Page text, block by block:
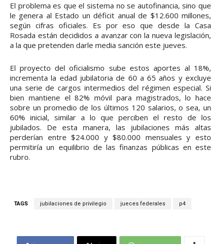
El problema es que el sistema no se autofinancia, sino que
le genera al Estado un déficit anual de $12.600 millones,
según cifras oficiales. Es por eso que desde la Casa
Rosada están decididos a avanzar con la nueva legislación,
a la que pretenden darle media sanción este jueves.
El proyecto del oficialismo sube estos aportes al 18%,
incrementa la edad jubilatoria de 60 a 65 años y excluye
una serie de cargos intermedios del régimen especial. Si
bien mantiene el 82% móvil para magistrados, lo hace
sobre un promedio de los últimos 120 salarios, o sea, un
60% inicial, similar a lo que perciben el resto de los
jubilados. De esta manera, las jubilaciones más altas
perderían entre $24.000 y $80.000 mensuales y esto
permitiría un equilibrio de las finanzas públicas en este
rubro.
TAGS jubilaciones de privilegio jueces federales p4